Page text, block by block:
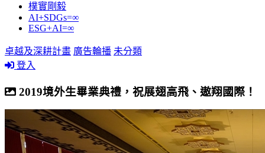
樸實剛毅
AI+SDGs=∞
ESG+AI=∞
卓越及深耕計畫 廣告輪播 未分類
登入
2019境外生畢業典禮，祝展翅高飛、遨翔國際！